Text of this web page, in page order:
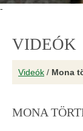
-
VIDEÓK
Videók / Mona
MONA